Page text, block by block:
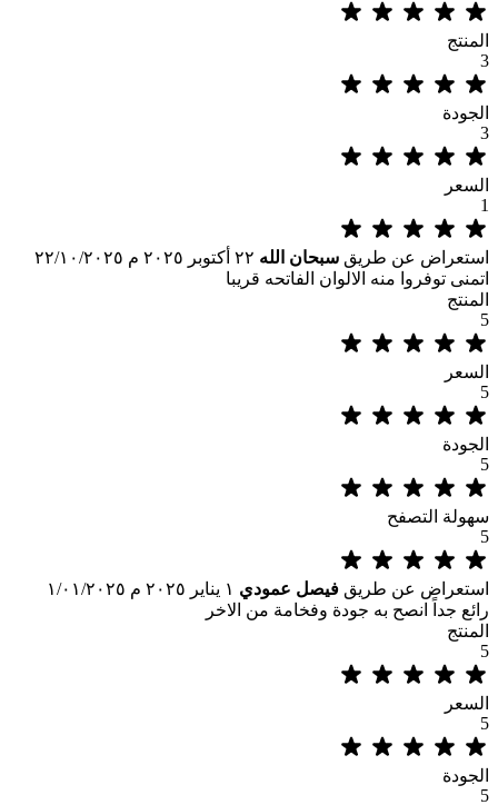
المنتج
3
الجودة
3
السعر
1
استعراض عن طريق سبحان الله ٢٢ أكتوبر ٢٠٢٥ م
٢٢/١٠/٢٠٢٥
اتمنى توفروا منه الالوان الفاتحه قريبا
المنتج
5
السعر
5
الجودة
5
سهولة التصفح
5
استعراض عن طريق فيصل عمودي ١ يناير ٢٠٢٥ م
١/٠١/٢٠٢٥
رائع جداً انصح به جودة وفخامة من الاخر
المنتج
5
السعر
5
الجودة
5